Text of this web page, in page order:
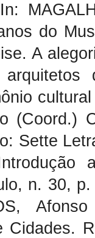
do
A
(Coord.)
Sette
n. 30,
Cidades.